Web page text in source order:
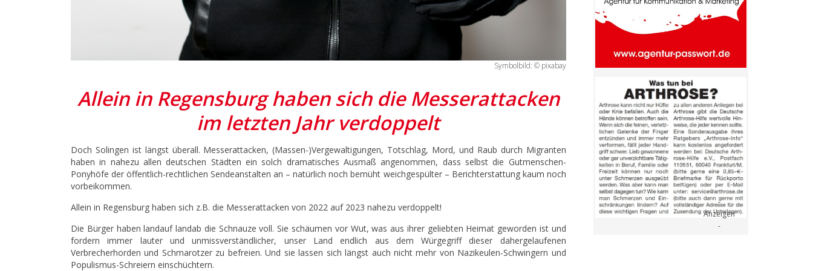
Symbolbild: © pixabay
Allein in Regensburg haben sich die Messerattacken
im letzten Jahr verdoppelt
Doch Solingen ist längst überall. Messerattacken, (Massen-)Vergewaltigungen, Totschlag, Mord, und Raub durch Migranten
haben in nahezu allen deutschen Städten ein solch dramatisches Ausmaß angenommen, dass selbst die Gutmenschen-
Ponyhöfe der öffentlich-rechtlichen Sendeanstalten an – natürlich noch bemüht weichgespülter – Berichterstattung kaum noch
vorbeikommen.
Allein in Regensburg haben sich z.B. die Messerattacken von 2022 auf 2023 nahezu verdoppelt!
Die Bürger haben landauf landab die Schnauze voll. Sie schäumen vor Wut, was aus ihrer geliebten Heimat geworden ist und
fordern immer lauter und unmissverständlicher, unser Land endlich aus dem Würgegriff dieser dahergelaufenen
Verbrecherhorden und Schmarotzer zu befreien. Und sie lassen sich längst auch nicht mehr von Nazikeulen-Schwingern und
Populismus-Schreiern einschüchtern.